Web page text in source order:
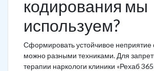
кодирования мы
используем?
Сформировать устойчивое неприятие
можно разными техниками. Для
терапии наркологи клиники «Рехаб